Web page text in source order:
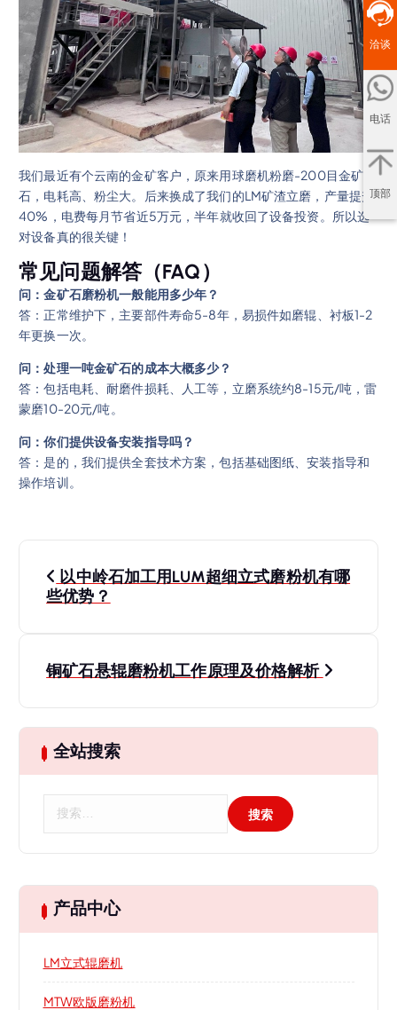
我们最近有个云南的金矿客户，原来用球磨机粉磨-200目金矿
石，电耗高、粉尘大。后来换成了我们的LM矿渣立磨，产量提升
40%，电费每月节省近5万元，半年就收回了设备投资。所以选
对设备真的很关键！
常见问题解答（FAQ）
问：金矿石磨粉机一般能用多少年？
答：正常维护下，主要部件寿命5-8年，易损件如磨辊、衬板1-2
年更换一次。
问：处理一吨金矿石的成本大概多少？
答：包括电耗、耐磨件损耗、人工等，立磨系统约8-15元/吨，雷
蒙磨10-20元/吨。
问：你们提供设备安装指导吗？
答：是的，我们提供全套技术方案，包括基础图纸、安装指导和
操作培训。
文
章
航
以中岭石加工用LUM超细立式磨粉机有哪
些优势？
铜矿石悬辊磨粉机工作原理及价格解析
全站搜索
产品中心
LM立式辊磨机
MTW欧版磨粉机
洽谈
电话
顶部